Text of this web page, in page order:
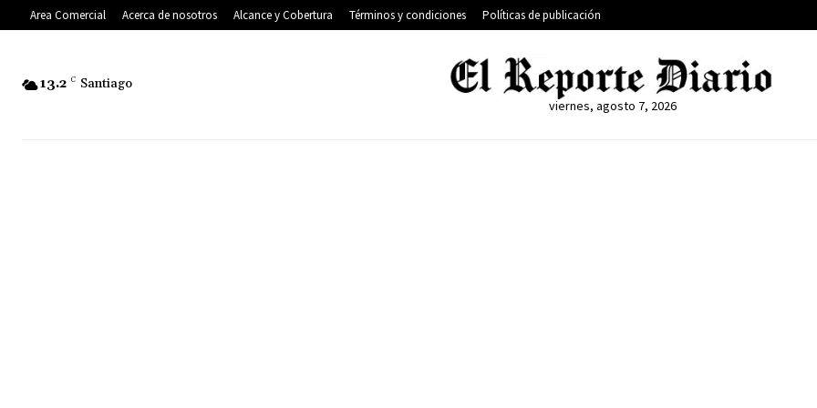
Area Comercial Acerca de nosotros Alcance y Cobertura Términos y condiciones Políticas de publicación
13.2 C Santiago
viernes, agosto 7, 2026